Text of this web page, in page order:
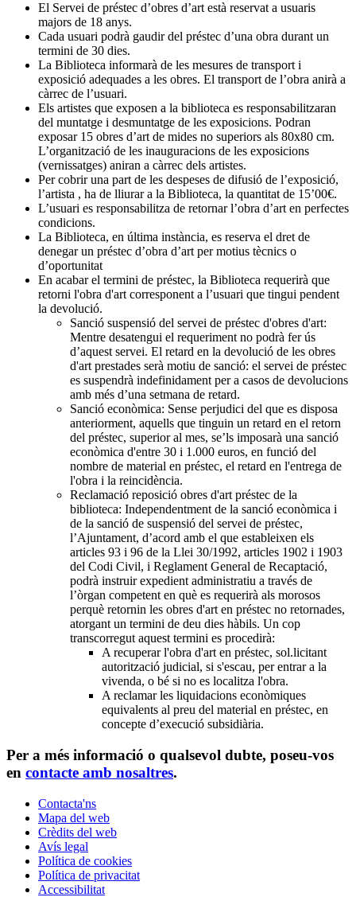
El Servei de préstec d’obres d’art està reservat a usuaris
majors de 18 anys.
Cada usuari podrà gaudir del préstec d’una obra durant un
termini de 30 dies.
La Biblioteca informarà de les mesures de transport i
exposició adequades a les obres. El transport de l’obra anirà a
càrrec de l’usuari.
Els artistes que exposen a la biblioteca es responsabilitzaran
del muntatge i desmuntatge de les exposicions. Podran
exposar 15 obres d’art de mides no superiors als 80x80 cm.
L’organització de les inauguracions de les exposicions
(vernissatges) aniran a càrrec dels artistes.
Per cobrir una part de les despeses de difusió de l’exposició,
l’artista , ha de lliurar a la Biblioteca, la quantitat de 15’00€.
L’usuari es responsabilitza de retornar l’obra d’art en perfectes
condicions.
La Biblioteca, en última instància, es reserva el dret de
denegar un préstec d’obra d’art per motius tècnics o
d’oportunitat
En acabar el termini de préstec, la Biblioteca requerirà que
retorni l'obra d'art corresponent a l’usuari que tingui pendent
la devolució.
Sanció suspensió del servei de préstec d'obres d'art:
Mentre desatengui el requeriment no podrà fer ús
d’aquest servei. El retard en la devolució de les obres
d'art prestades serà motiu de sanció: el servei de préstec
es suspendrà indefinidament per a casos de devolucions
amb més d’una setmana de retard.
Sanció econòmica: Sense perjudici del que es disposa
anteriorment, aquells que tinguin un retard en el retorn
del préstec, superior al mes, se’ls imposarà una sanció
econòmica d'entre 30 i 1.000 euros, en funció del
nombre de material en préstec, el retard en l'entrega de
l'obra i la reincidència.
Reclamació reposició obres d'art préstec de la
biblioteca: Independentment de la sanció econòmica i
de la sanció de suspensió del servei de préstec,
l’Ajuntament, d’acord amb el que estableixen els
articles 93 i 96 de la Llei 30/1992, articles 1902 i 1903
del Codi Civil, i Reglament General de Recaptació,
podrà instruir expedient administratiu a través de
l’òrgan competent en què es requerirà als morosos
perquè retornin les obres d'art en préstec no retornades,
atorgant un termini de deu dies hàbils. Un cop
transcorregut aquest termini es procedirà:
A recuperar l'obra d'art en préstec, sol.licitant
autorització judicial, si s'escau, per entrar a la
vivenda, o bé si no es localitza l'obra.
A reclamar les liquidacions econòmiques
equivalents al preu del material en préstec, en
concepte d’execució subsidiària.
Per a més informació o qualsevol dubte, poseu-vos
en contacte amb nosaltres.
Contacta'ns
Mapa del web
Crèdits del web
Avís legal
Política de cookies
Política de privacitat
Accessibilitat